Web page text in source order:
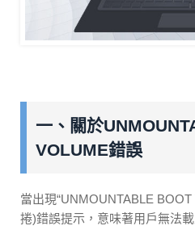
一、關於
VOLUME錯誤
當出現“UNMOUNTABLE
捲)錯誤提示，意味著用戶無法